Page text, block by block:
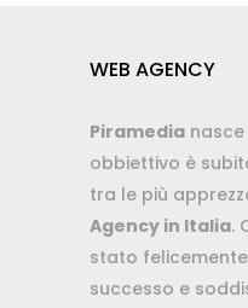
WEB AGENCY
Piramedia nasce
obbiettivo è
tra le più
Agency in Italia.
stato
successo e